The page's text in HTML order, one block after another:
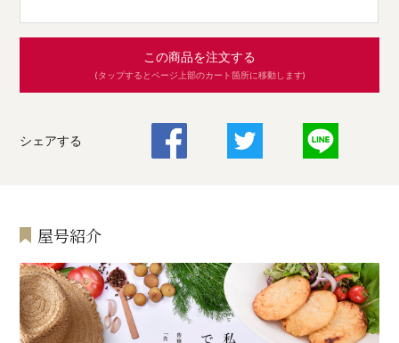
この商品を注文する
(タップするとページ上部のカート箇所に移動します)
シェアする
屋号紹介